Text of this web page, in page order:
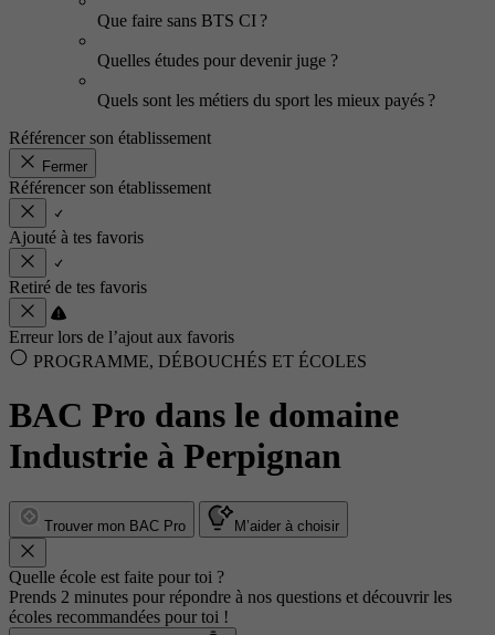
Que faire sans BTS CI ?
Quelles études pour devenir juge ?
Quels sont les métiers du sport les mieux payés ?
Référencer son établissement
Fermer
Référencer son établissement
Ajouté à tes favoris
Retiré de tes favoris
Erreur lors de l’ajout aux favoris
PROGRAMME, DÉBOUCHÉS ET ÉCOLES
BAC Pro dans le domaine
Industrie à Perpignan
Trouver mon BAC Pro M’aider à choisir
Quelle école est faite pour toi ?
Prends 2 minutes pour répondre à nos questions et découvrir les
écoles recommandées pour toi !